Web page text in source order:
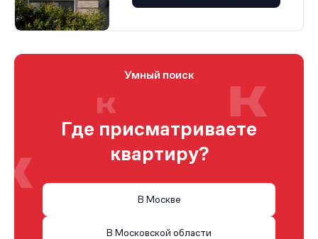
Умный поиск
Где присматриваете
квартиру?
В Москве
В Московской области